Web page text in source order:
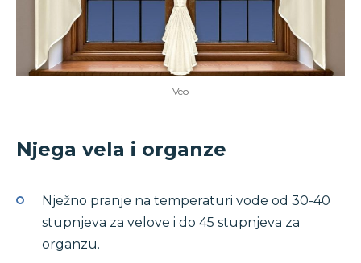
Veo
Njega vela i organze
Nježno pranje na temperaturi vode od 30-40
stupnjeva za velove i do 45 stupnjeva za
organzu.